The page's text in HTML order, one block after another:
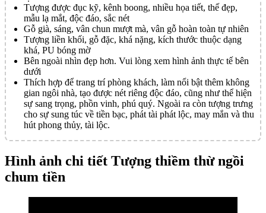
Tượng được đục kỹ, kênh boong, nhiều họa tiết, thế đẹp,
mẫu lạ mắt, độc đáo, sắc nét
Gỗ già, sáng, vân chun mượt mà, vân gỗ hoàn toàn tự nhiên
Tượng liền khối, gỗ đặc, khá nặng, kích thước thuộc dạng
khá, PU bóng mờ
Bên ngoài nhìn đẹp hơn. Vui lòng xem hình ảnh thực tế bên
dưới
Thích hợp để trang trí phòng khách, làm nổi bật thêm không
gian ngôi nhà, tạo được nét riêng độc đáo, cũng như thể hiện
sự sang trọng, phồn vinh, phú quý. Ngoài ra còn tượng trưng
cho sự sung túc về tiền bạc, phát tài phát lộc, may mắn và thu
hút phong thủy, tài lộc.
Hình ảnh chi tiết Tượng thiềm thừ ngồi
chum tiền